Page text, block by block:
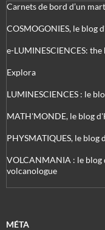
Carnets de bord d’un
COSMOGONIES, le blog
e-LUMINESCIENCES:
Explora
LUMINESCIENCES : le
MATH'MONDE, le blog
PHYSMATIQUES, le
VOLCANMANIA : le blog
volcanologue
MÉTA